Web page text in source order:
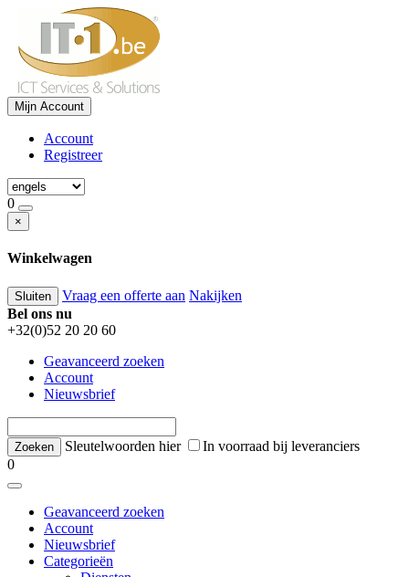
Mijn Account
Account
Registreer
0
×
Winkelwagen
Sluiten Vraag een offerte aan Nakijken
Bel ons nu
+32(0)52 20 20 60
Geavanceerd zoeken
Account
Nieuwsbrief
Sleutelwoorden hier
In voorraad bij leveranciers
0
Geavanceerd zoeken
Account
Nieuwsbrief
Categorieën